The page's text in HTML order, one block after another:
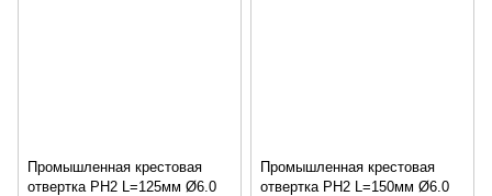
Промышленная крестовая
отвертка PH2 L=125мм Ø6.0
Промышленная крестовая
отвертка PH2 L=150мм Ø6.0